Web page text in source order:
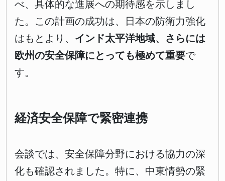
べ、具体的な進展への期待感を示しまし
た。この計画の成功は、日本の防衛力強化
はもとより、 インド太平洋地域、さらには
欧州の安全保障にとっても極めて重要で
す。
経済安全保障で緊密連携
会談では、安全保障分野における協力の深
化も確認されました。特に、中東情勢の緊